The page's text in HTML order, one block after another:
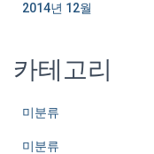
2014년 12월
카테고리
미분류
미분류